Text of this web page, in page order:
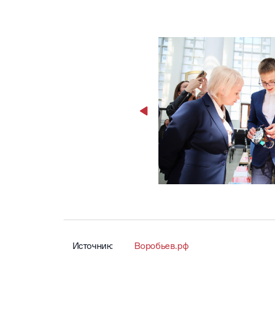
Источник: Воробьев.рф